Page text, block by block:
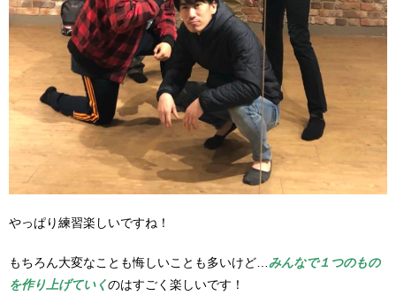
やっぱり練習楽しいですね！
もちろん大変なことも悔しいことも多いけど… みんなで１つのもの
を作り上げていくのはすごく楽しいです！